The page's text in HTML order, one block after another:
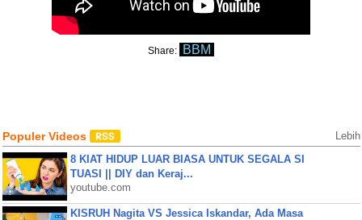
Share: BBM
Populer Videos Lebih
8 KIAT HIDUP LUAR BIASA UNTUK SEGALA SI
TUASI || DIY dan Keraj...
youtube.com
KISRUH Nagita VS Jessica Iskandar, Ada Masa